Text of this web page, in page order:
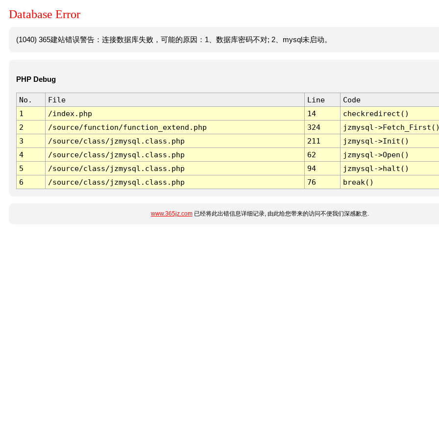
Database Error
(1040) 365建站错误警告：连接数据库失败，可能的原因：1、数据库密码不对; 2、mysql未启动。
PHP Debug
No. File Line
Code
1
/index.php 14
checkredirect()
2
/source/function/function_extend.php 324
jzmysql-
3
/source/class/jzmysql.class.php 211
jzmysql->Init()
4
/source/class/jzmysql.class.php 62
jzmysql->Open()
5
/source/class/jzmysql.class.php 94
jzmysql->halt()
6
/source/class/jzmysql.class.php 76 break()
www.365jz.com已经将此出错信息详细记录, 由此给您带来的访问不便我们深感歉意.